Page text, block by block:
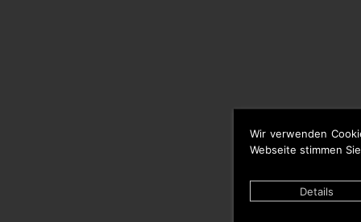
Wir verwenden
Webseite stimmen
Details